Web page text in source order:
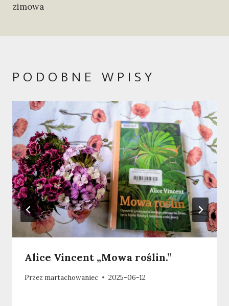
zimowa
PODOBNE WPISY
Alice Vincent „Mowa roślin.”
Przez martachowaniec 2025-06-12